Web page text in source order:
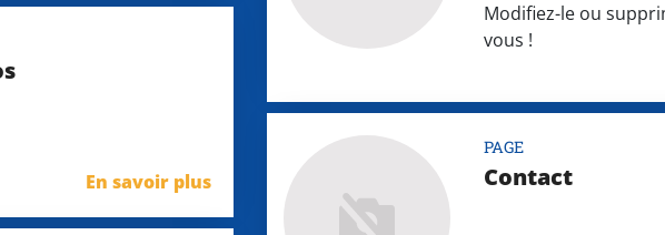
En savoir plus
Modifiez-le ou
vous !
PAGE
Contact